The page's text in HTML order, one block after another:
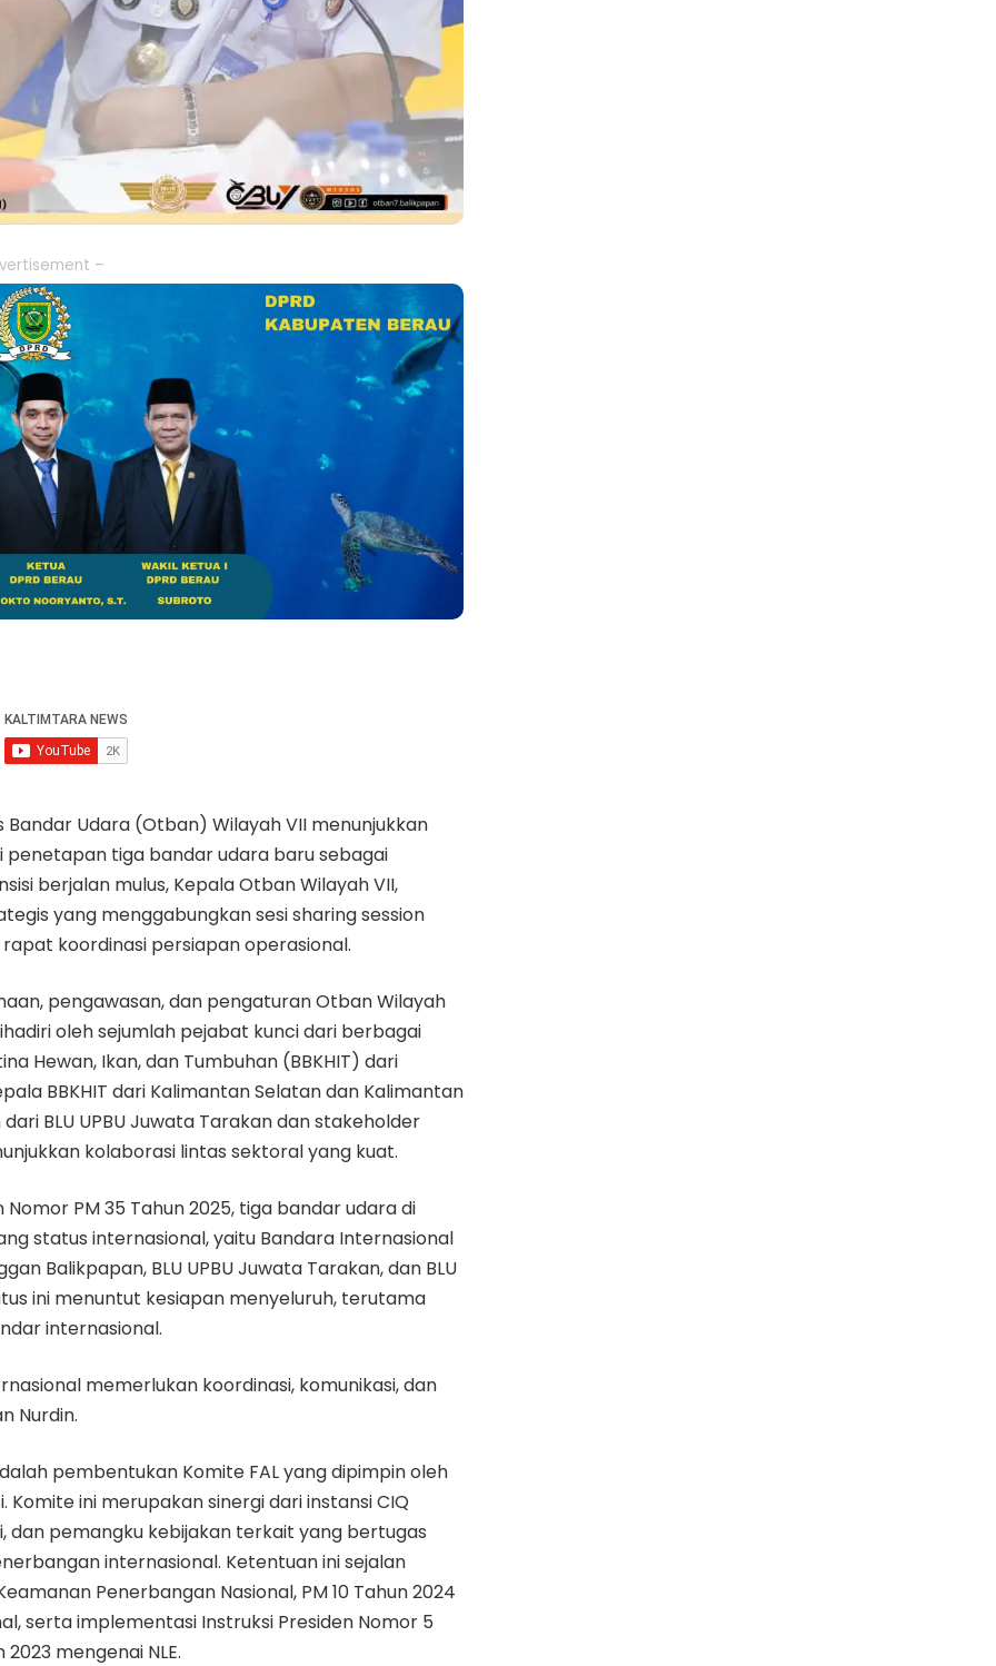
–
Bandar Udara (Otban) Wilayah VII menunjukkan
tiga bandar udara baru sebagai
berjalan mulus, Kepala Otban Wilayah VII,
yang menggabungkan sesi sharing session
koordinasi persiapan operasional.
pengawasan, dan pengaturan Otban Wilayah
oleh sejumlah pejabat kunci dari berbagai
Hewan, Ikan, dan Tumbuhan (BBKHIT) dari
BBKHIT dari Kalimantan Selatan dan Kalimantan
BLU UPBU Juwata Tarakan dan stakeholder
kolaborasi lintas sektoral yang kuat.
PM 35 Tahun 2025, tiga bandar udara di
status internasional, yaitu Bandara Internasional
Balikpapan, BLU UPBU Juwata Tarakan, dan BLU
ini menuntut kesiapan menyeluruh, terutama
internasional.
memerlukan koordinasi, komunikasi, dan
Nurdin.
pembentukan Komite FAL yang dipimpin oleh
ini merupakan sinergi dari instansi CIQ
dan pemangku kebijakan terkait yang bertugas
internasional. Ketentuan ini sejalan
Penerbangan Nasional, PM 10 Tahun 2024
serta implementasi Instruksi Presiden Nomor 5
mengenai NLE.